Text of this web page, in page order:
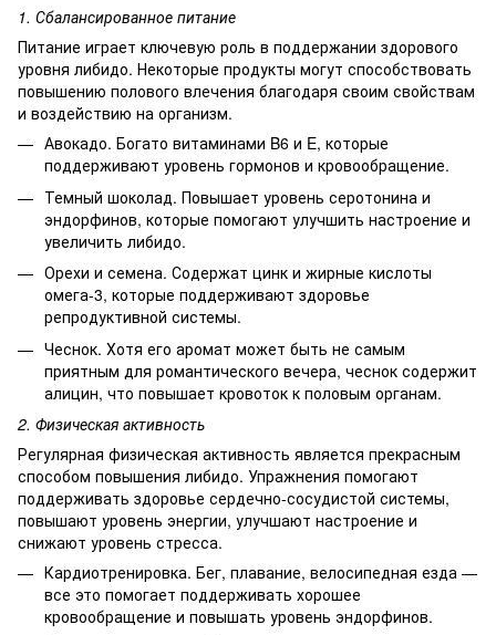
1. Сбалансированное питание
Питание играет ключевую роль в поддержании здорового
уровня либидо. Некоторые продукты могут способствовать
повышению полового влечения благодаря своим свойствам
и воздействию на организм.
Авокадо. Богато витаминами B6 и E, которые
поддерживают уровень гормонов и кровообращение.
Темный шоколад. Повышает уровень серотонина и
эндорфинов, которые помогают улучшить настроение и
увеличить либидо.
Орехи и семена. Содержат цинк и жирные кислоты
омега-3, которые поддерживают здоровье
репродуктивной системы.
Чеснок. Хотя его аромат может быть не самым
приятным для романтического вечера, чеснок содержит
алицин, что повышает кровоток к половым органам.
2. Физическая активность
Регулярная физическая активность является прекрасным
способом повышения либидо. Упражнения помогают
поддерживать здоровье сердечно-сосудистой системы,
повышают уровень энергии, улучшают настроение и
снижают уровень стресса.
Кардиотренировка. Бег, плавание, велосипедная езда —
все это помогает поддерживать хорошее
кровообращение и повышать уровень эндорфинов.